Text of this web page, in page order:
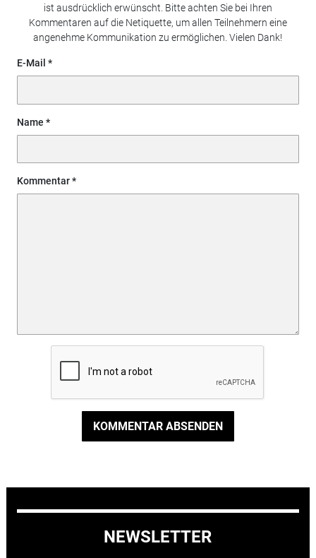
ist ausdrücklich erwünscht. Bitte achten Sie bei Ihren
Kommentaren auf die Netiquette, um allen Teilnehmern eine
angenehme Kommunikation zu ermöglichen. Vielen Dank!
E-Mail
Name
Kommentar
KOMMENTAR ABSENDEN
NEWSLETTER